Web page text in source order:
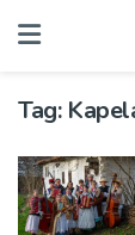
Tag: